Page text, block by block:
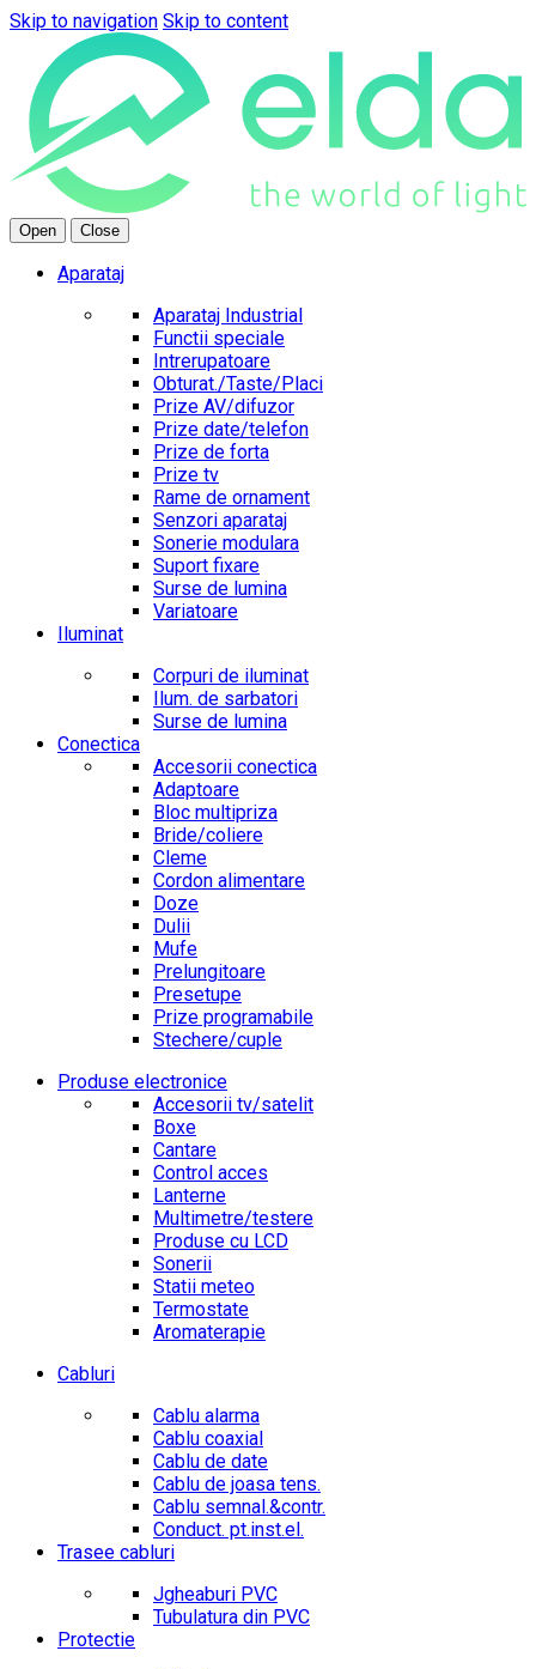
Skip to navigation Skip to content
Open Close
Aparataj
Aparataj Industrial
Functii speciale
Intrerupatoare
Obturat./Taste/Placi
Prize AV/difuzor
Prize date/telefon
Prize de forta
Prize tv
Rame de ornament
Senzori aparataj
Sonerie modulara
Suport fixare
Surse de lumina
Variatoare
Iluminat
Corpuri de iluminat
Ilum. de sarbatori
Surse de lumina
Conectica
Accesorii conectica
Adaptoare
Bloc multipriza
Bride/coliere
Cleme
Cordon alimentare
Doze
Dulii
Mufe
Prelungitoare
Presetupe
Prize programabile
Stechere/cuple
Produse electronice
Accesorii tv/satelit
Boxe
Cantare
Control acces
Lanterne
Multimetre/testere
Produse cu LCD
Sonerii
Statii meteo
Termostate
Aromaterapie
Cabluri
Cablu alarma
Cablu coaxial
Cablu de date
Cablu de joasa tens.
Cablu semnal.&contr.
Conduct. pt.inst.el.
Trasee cabluri
Jgheaburi PVC
Tubulatura din PVC
Protectie